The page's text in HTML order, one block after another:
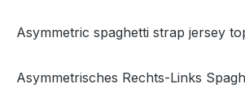
Asymmetric spaghetti strap jersey
Asymmetrisches Rechts-Links